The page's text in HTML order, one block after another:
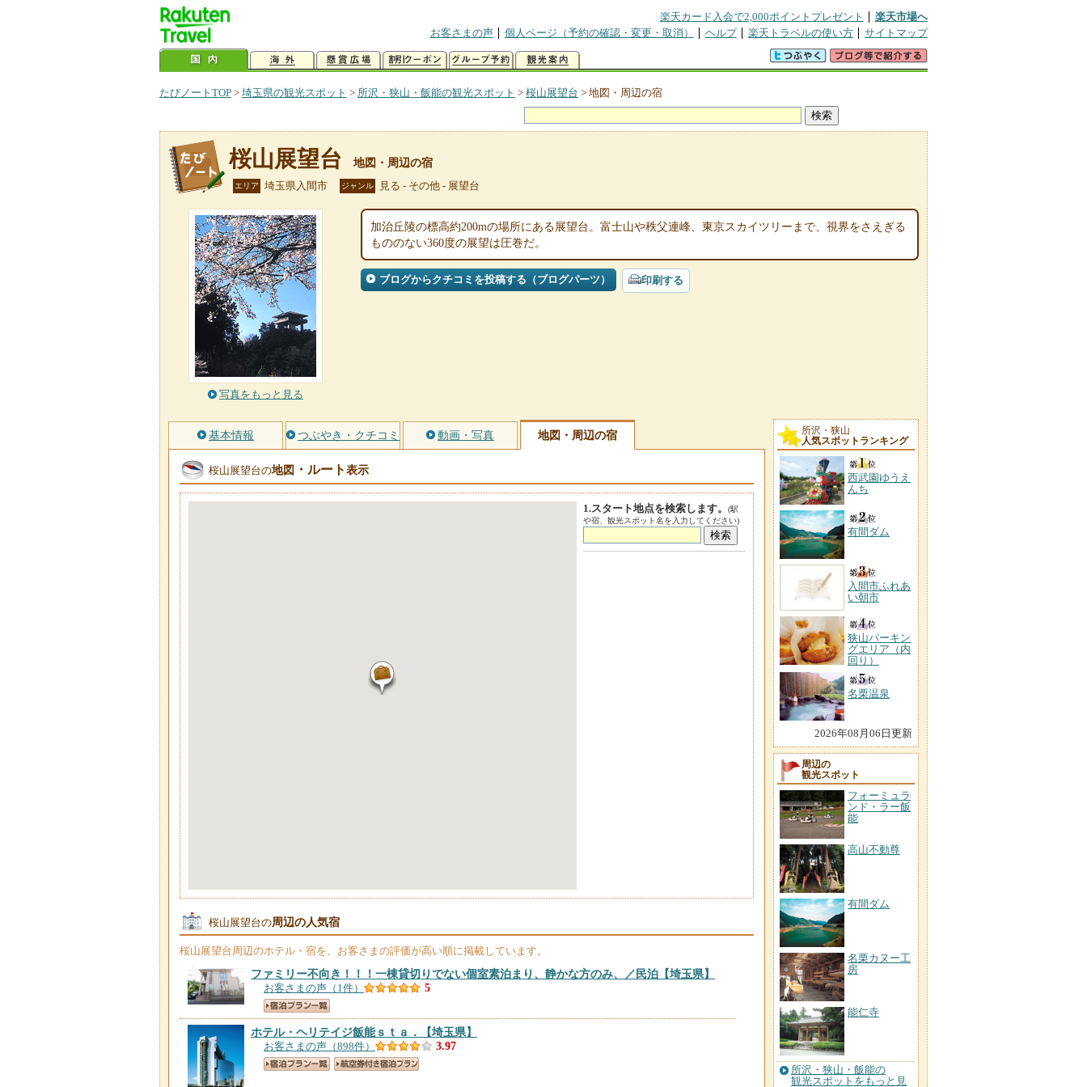
楽天カード入会で2,000ポイントプレゼント
楽天市場へ
お客さまの声
個人ページ（予約の確認・変更・取消） ヘルプ 楽天トラベルの使い方 サイトマップ
たびノートTOP > 埼玉県の観光スポット > 所沢・狭山・飯能の観光スポット > 桜山展望台 > 地図・周辺の宿
桜山展望台 地図・周辺の宿
エリア 埼玉県入間市 ジャンル 見る - その他 - 展望台
写真をもっと見る
加治丘陵の標高約200mの場所にある展望台。富士山や秩父連峰、東京スカイツリーまで、視界をさえぎる
もののない360度の展望は圧巻だ。
ブログからクチコミを投稿する（ブログパーツ） 印刷する
基本情報 つぶやき・クチコミ 動画・写真 地図・周辺の宿
桜山展望台の地図 ・ルート表示
1.スタート地点を検索します。
(駅
や宿、観光スポット名を入力してください)
桜山展望台の周辺の人気宿
桜山展望台周辺のホテル・宿を、お客さまの評価が高い順に掲載しています。
ファミリー不向き！！！一棟貸切りでない個室素泊まり、静かな方のみ、／民泊 【埼玉県】
お客さまの声（1件） 5
ホテル・ヘリテイジ飯能ｓｔａ． 【埼玉県】
お客さまの声（898件） 3.97
所沢・狭山
人気スポットランキング
西武園ゆうえ
んち
有間ダム
入間市ふれあ
い朝市
狭山パーキン
グエリア（内
回り）
名栗温泉
2026年08月06日更新
周辺の
観光スポット
フォーミュラ
ンド・ラー飯
能
高山不動尊
有間ダム
名栗カヌー工
房
能仁寺
所沢・狭山・飯能の
観光スポットをもっと見